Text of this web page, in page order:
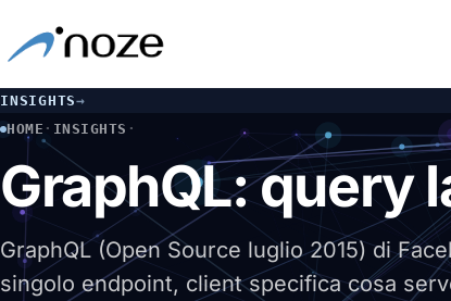
INSIGHTS→
HOME · INSIGHTS ·
GRAPHQL: QUERY LANGUAGE FLESSIBILE PER API
GraphQL: query
GraphQL (Open Source luglio 2015) di
singolo endpoint, client specifica cosa